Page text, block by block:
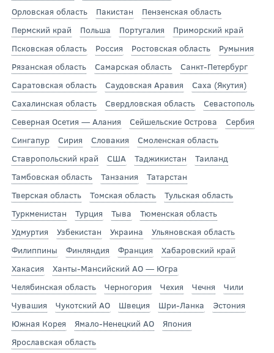
Орловская область
Пакистан
Пензенская область
Пермский край
Польша Португалия
Приморский край
Псковская область
Россия Ростовская область
Румыния
Рязанская область
Самарская область
Санкт-Петербург
Саратовская область
Саудовская Аравия
Саха (Якутия)
Сахалинская область
Свердловская область
Севастополь
Северная Осетия — Алания
Сейшельские Острова
Сербия
Сингапур
Сирия Словакия
Смоленская область
Ставропольский край
США Таджикистан
Таиланд
Тамбовская область
Танзания
Татарстан
Тверская область
Томская область
Тульская область
Туркменистан
Турция Тыва
Тюменская область
Удмуртия
Узбекистан Украина
Ульяновская область
Филиппины
Финляндия Франция
Хабаровский край
Хакасия
Ханты-Мансийский АО — Югра
Челябинская область
Черногория Чехия Чечня
Чили
Чувашия
Чукотский АО Швеция Шри-Ланка
Эстония
Южная Корея
Ямало-Ненецкий АО
Япония
Ярославская область